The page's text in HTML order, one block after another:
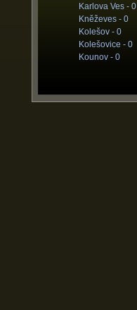
Karlova Ves - 0
Kněževes - 0
Kolešov - 0
Kolešovice - 0
Kounov - 0